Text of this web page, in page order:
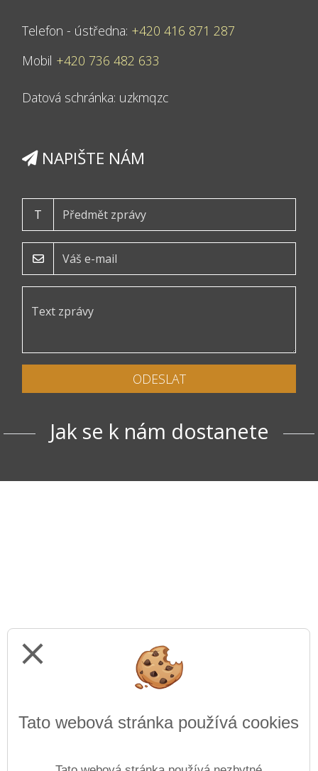
Telefon - ústředna: +420 416 871 287
Mobil +420 736 482 633
Datová schránka: uzkmqzc
NAPIŠTE NÁM
T
ODESLAT
Jak se k nám dostanete
close
Tato webová stránka používá cookies